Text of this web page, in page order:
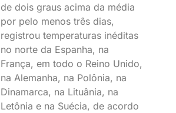
de dois graus acima da média
por pelo menos três dias,
registrou temperaturas inéditas
no norte da Espanha, na
França, em todo o Reino Unido,
na Alemanha, na Polônia, na
Dinamarca, na Lituânia, na
Letônia e na Suécia, de acordo